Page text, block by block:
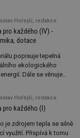
Hořejší, redakce
pro každého (IV) -
dotace
popisuje tepelná
ekologického
Dále se věnuje
státních dotací.
Hořejší, redakce
pro každého (I)
je zdrojem tepla se silně
využití. Přispívá k tomu